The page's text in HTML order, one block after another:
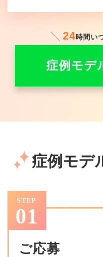
24時間い
症例モデ
症例モデ
STEP
01
ご応募